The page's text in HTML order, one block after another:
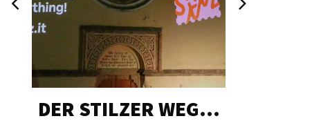
DER STILZER WEG…